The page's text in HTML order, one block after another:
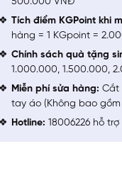
Tích điểm KGPoint khi
hàng = 1 KGpoint =
Chính sách quà tặng
1.000.000, 1.500.000,
Miễn phí sửa hàng: Cắt
tay áo (Không bao
Hotline: 18006226 hỗ